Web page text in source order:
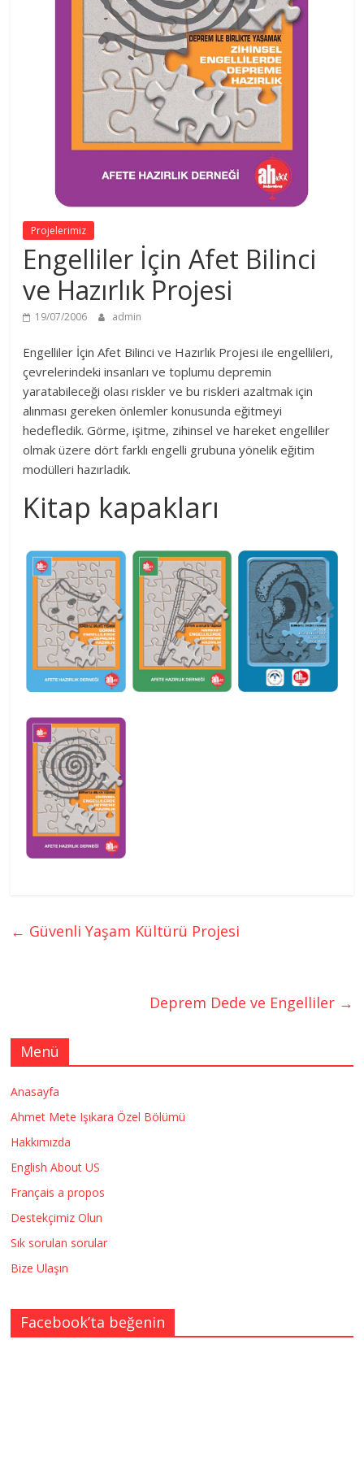
Projelerimiz
Engelliler İçin Afet Bilinci
ve Hazırlık Projesi
19/07/2006 admin
Engelliler İçin Afet Bilinci ve Hazırlık Projesi ile engellileri,
çevrelerindeki insanları ve toplumu depremin
yaratabileceği olası riskler ve bu riskleri azaltmak için
alınması gereken önlemler konusunda eğitmeyi
hedefledik. Görme, işitme, zihinsel ve hareket engelliler
olmak üzere dört farklı engelli grubuna yönelik eğitim
modülleri hazırladık.
Kitap kapakları
← Güvenli Yaşam Kültürü Projesi
Deprem Dede ve Engelliler →
Menü
Anasayfa
Ahmet Mete Işıkara Özel Bölümü
Hakkımızda
English About US
Français a propos
Destekçimiz Olun
Sık sorulan sorular
Bize Ulaşın
Facebook’ta beğenin